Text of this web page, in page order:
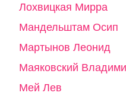
Лохвицкая Мирра
Мандельштам Осип
Мартынов Леонид
Маяковский
Мей Лев